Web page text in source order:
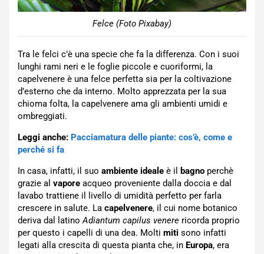
Felce (Foto Pixabay)
Tra le felci c’è una specie che fa la differenza. Con i suoi
lunghi rami neri e le foglie piccole e cuoriformi, la
capelvenere è una felce perfetta sia per la coltivazione
d’esterno che da interno. Molto apprezzata per la sua
chioma folta, la capelvenere ama gli ambienti umidi e
ombreggiati.
Leggi anche: Pacciamatura delle piante: cos’è, come e
perché si fa
In casa, infatti, il suo ambiente ideale è il bagno perchè
grazie al vapore acqueo proveniente dalla doccia e dal
lavabo trattiene il livello di umidità perfetto per farla
crescere in salute. La capelvenere, il cui nome botanico
deriva dal latino Adiantum capilus venere ricorda proprio
per questo i capelli di una dea. Molti miti sono infatti
legati alla crescita di questa pianta che, in Europa, era